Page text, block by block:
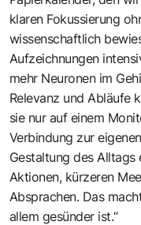
klaren Fokussierung
wissenschaftlich
Aufzeichnungen
mehr Neuronen im
Relevanz und Abläufe
sie nur auf einem
Verbindung zur
Gestaltung des
Aktionen, kürzeren
Absprachen. Das
allem gesünder ist.“